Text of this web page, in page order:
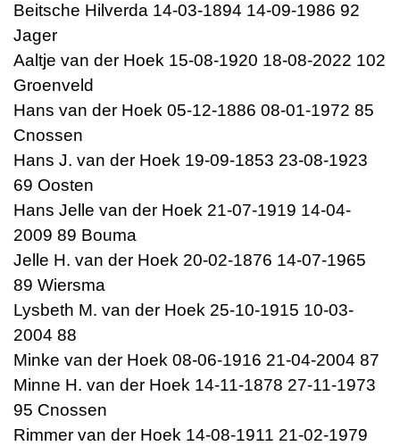
Beitsche Hilverda 14-03-1894 14-09-1986 92
Jager
Aaltje van der Hoek 15-08-1920 18-08-2022 102
Groenveld
Hans van der Hoek 05-12-1886 08-01-1972 85
Cnossen
Hans J. van der Hoek 19-09-1853 23-08-1923
69 Oosten
Hans Jelle van der Hoek 21-07-1919 14-04-
2009 89 Bouma
Jelle H. van der Hoek 20-02-1876 14-07-1965
89 Wiersma
Lysbeth M. van der Hoek 25-10-1915 10-03-
2004 88
Minke van der Hoek 08-06-1916 21-04-2004 87
Minne H. van der Hoek 14-11-1878 27-11-1973
95 Cnossen
Rimmer van der Hoek 14-08-1911 21-02-1979